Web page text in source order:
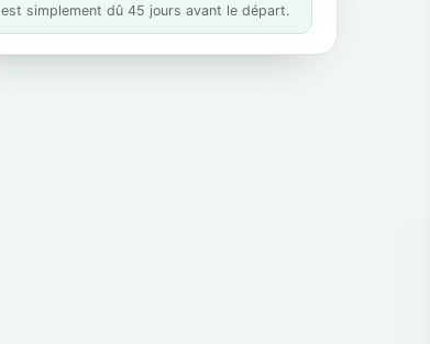
est simplement dû 45 jours avant le départ.